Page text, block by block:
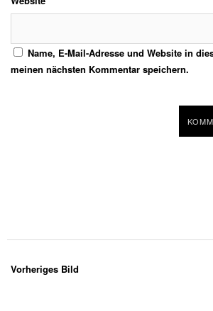
Name, E-Mail-Adresse und Website in
meinen nächsten Kommentar speichern.
Vorheriges Bild